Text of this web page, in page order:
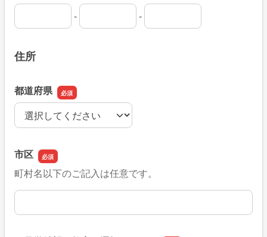
連絡先の市外局番
-
連絡先の市内局番 -
連絡先の加入者番号
住所
都道府県
都道府県
市区
町村名以下のご記入は任意です。
市区